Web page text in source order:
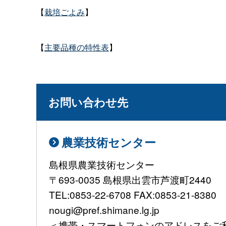
【栽培ごよみ】
【主要品種の特性表】
お問い合わせ先
農業技術センター
島根県農業技術センター
〒693-0035 島根県出雲市芦渡町2440
TEL:0853-22-6708 FAX:0853-21-8380
nougi@pref.shimane.lg.jp